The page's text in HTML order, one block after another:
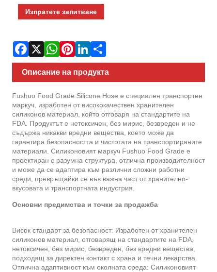
Изпратете запитване
Описание на продукта
Fushuo Food Grade Silicone Hose е специален транспортен
маркуч, изработен от висококачествен хранителен
силиконов материал, който отговаря на стандартите на
FDA. Продуктът е нетоксичен, без мирис, безвреден и не
съдържа никакви вредни вещества, което може да
гарантира безопасността и чистотата на транспортираните
материали. Силиконовият маркуч Fushuo Food Grade е
проектиран с разумна структура, отлична производителност
и може да се адаптира към различни сложни работни
среди, превръщайки се във важна част от хранително-
вкусовата и транспортната индустрия.
Основни предимства и точки за продажба
Висок стандарт за безопасност: Изработен от хранителен
силиконов материал, отговарящ на стандартите на FDA,
нетоксичен, без мирис, безвреден, без вредни вещества,
подходящ за директен контакт с храна и течни лекарства.
Отлична адаптивност към околната среда: Силиконовият